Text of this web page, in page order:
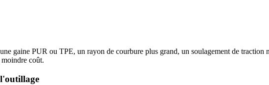
gaine PUR ou TPE, un rayon de courbure plus grand, un soulagement de
coût.